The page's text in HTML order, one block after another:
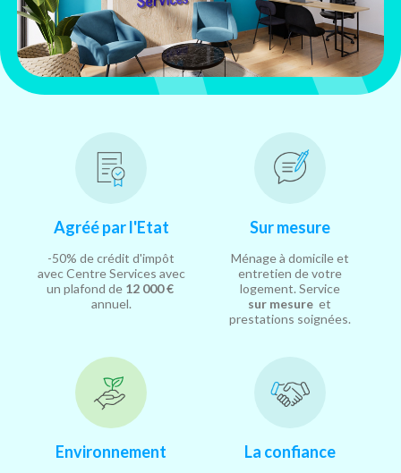
Agréé par l'Etat
-50% de crédit d'impôt
avec Centre Services avec
un plafond de 12 000 €
annuel.
Sur mesure
Ménage à domicile et
entretien de votre
logement. Service
sur mesure et
prestations soignées.
Environnement La confiance